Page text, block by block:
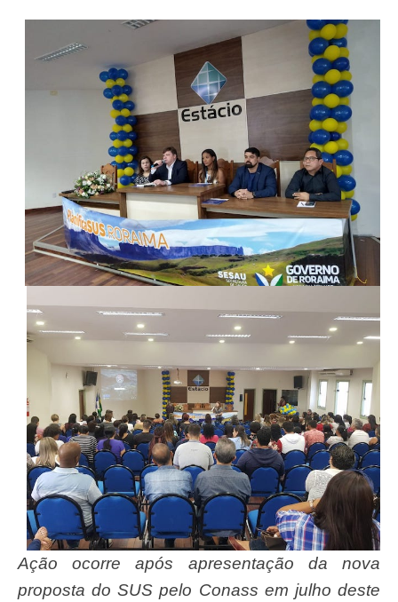
Ação ocorre após apresentação da nova
proposta do SUS pelo Conass em julho deste